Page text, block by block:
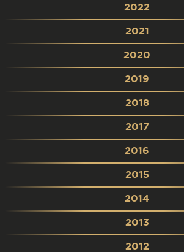
2022
2021
2020
2019
2018
2017
2016
2015
2014
2013
2012